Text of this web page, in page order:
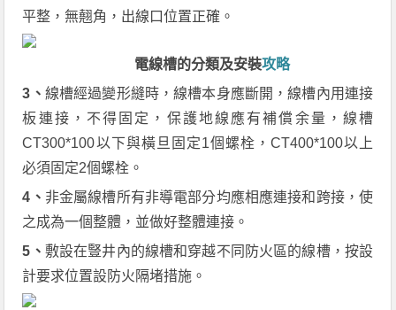
平整，無翹角，出線口位置正確。
電線槽的分類及安裝攻略
3、 線槽經過變形縫時，線槽本身應斷開，線槽內用連接
板連接，不得固定，保護地線應有補償余量，線槽
CT300*100以下與橫旦固定1個螺栓，CT400*100以上
必須固定2個螺栓。
4、 非金屬線槽所有非導電部分均應相應連接和跨接，使
之成為一個整體，並做好整體連接。
5、 敷設在豎井內的線槽和穿越不同防火區的線槽，按設
計要求位置設防火隔堵措施。